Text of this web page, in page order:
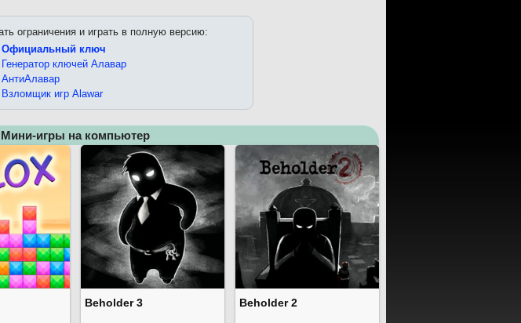
ограничения и играть в полную версию:
Официальный ключ
Генератор ключей Алавар
АнтиАлавар
Взломщик игр Alawar
Мини-игры на компьютер
Beholder 3 Beholder 2